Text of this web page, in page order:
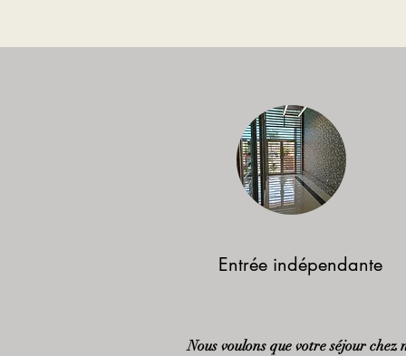
Entrée indépendante
Nous voulons que votre séjour chez